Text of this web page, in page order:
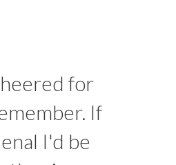
for
If
I'd be